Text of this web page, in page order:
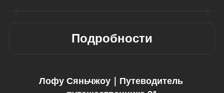
Подробности
Лофу Сяньчжоу｜Путеводитель